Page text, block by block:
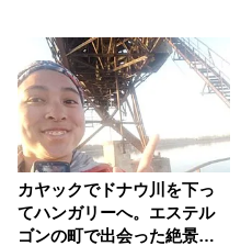
カヤックでドナウ川を下っ
てハンガリーへ。エステル
ゴンの町で出会った絶景廃